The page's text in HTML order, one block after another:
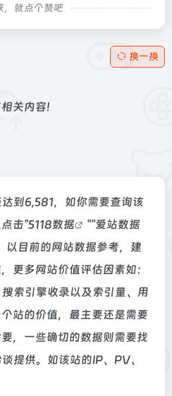
，就点个赞吧
换一换
关内容!
到6,581，如你需要查询该
击"5118数据 ""爱站数据
以目前的网站数据参考，建
更多网站价值评估因素如：
索引擎收录以及索引量、用
站的价值，最主要还是需要
，一些确切的数据则需要找
提供。如该站的IP、PV、